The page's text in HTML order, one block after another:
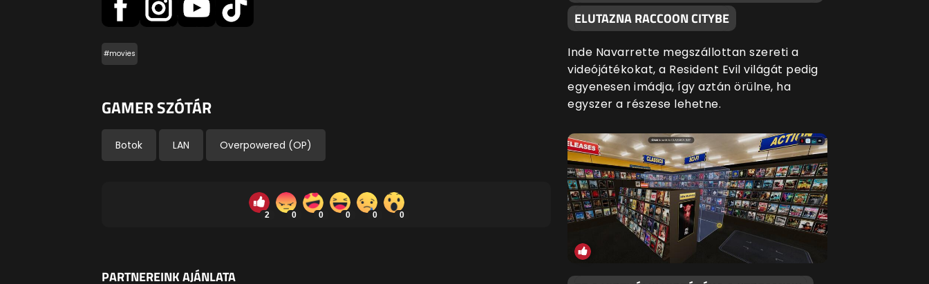
#movies
GAMER SZÓTÁR
Botok LAN Overpowered (OP)
2 0 0 0 0 0
PARTNEREINK AJÁNLATA
ELUTAZNA RACCOON CITYBE
Inde Navarrette megszállottan szereti a
videójátékokat, a Resident Evil világát pedig
egyenesen imádja, így aztán örülne, ha
egyszer a részese lehetne.